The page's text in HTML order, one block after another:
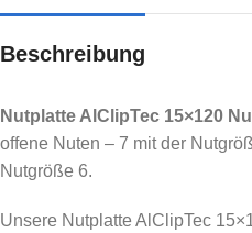
Beschreibung
Nutplatte AlClipTec 15×120
offene Nuten – 7 mit der
Nutgröße 6.
Unsere Nutplatte AlClipTec